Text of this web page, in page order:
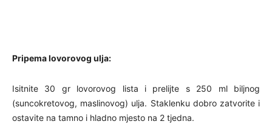
Pripema lovorovog ulja:
Isitnite 30 gr lovorovog lista i prelijte s 250 ml biljnog
(suncokretovog, maslinovog) ulja. Staklenku dobro zatvorite i
ostavite na tamno i hladno mjesto na 2 tjedna.